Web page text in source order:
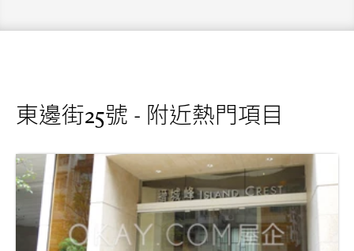
東邊街25號 - 附近熱門項目